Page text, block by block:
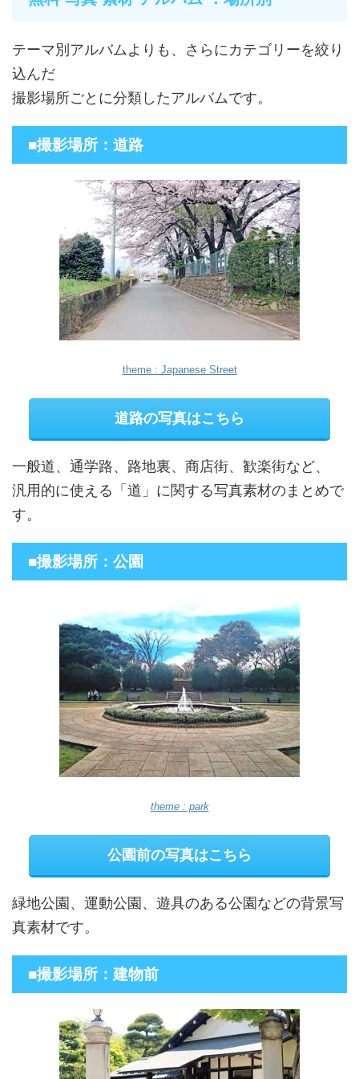
テーマ別アルバムよりも、さらにカテゴリーを絞り
込んだ
撮影場所ごとに分類したアルバムです。
■撮影場所：道路
theme : Japanese Street
道路の写真はこちら
一般道、通学路、路地裏、商店街、歓楽街など、
汎用的に使える「道」に関する写真素材のまとめで
す。
■撮影場所：公園
theme : park
公園前の写真はこちら
緑地公園、運動公園、遊具のある公園などの背景写
真素材です。
■撮影場所：建物前